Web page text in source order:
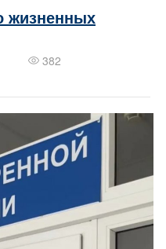
жизненных
382